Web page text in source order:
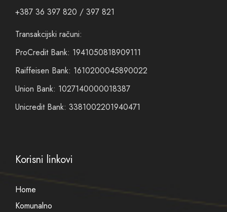
+387 36 397 820 / 397 821
Transakcijski računi:
ProCredit Bank: 1941050818909111
Raiffeisen Bank: 1610200045890022
Union Bank: 1027140000018387
Unicredit Bank: 3381002201940471
Korisni linkovi
Home
Komunalno